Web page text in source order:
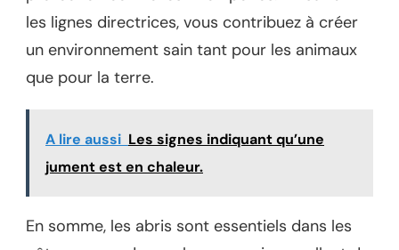
les lignes directrices, vous contribuez à créer
un environnement sain tant pour les animaux
que pour la terre.
A lire aussi Les signes indiquant qu’une
jument est en chaleur.
En somme, les abris sont essentiels dans les